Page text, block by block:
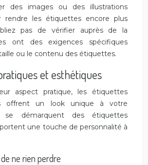
des images ou des illustrations
rendre les étiquettes encore plus
pas de vérifier auprès de la
ont des exigences spécifiques
ou le contenu des étiquettes.
et esthétiques
aspect pratique, les étiquettes
offrent un look unique à votre
se démarquent des étiquettes
une touche de personnalité à
ne rien perdre